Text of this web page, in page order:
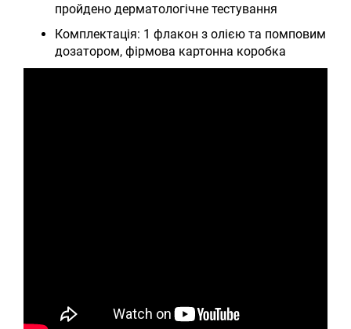
пройдено дерматологічне тестування
Комплектація: 1 флакон з олією та помповим
дозатором, фірмова картонна коробка